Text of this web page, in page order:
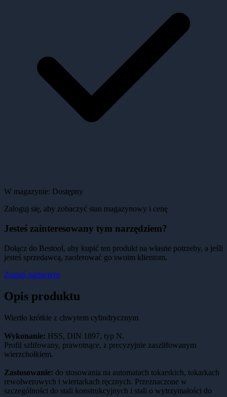
W magazynie: Dostępny
Zaloguj się, aby zobaczyć stan magazynowy i cenę
Jesteś zainteresowany tym narzędziem?
Dołącz do Bestool, aby kupić ten produkt na własne potrzeby, a jeśli
jesteś sprzedawcą, zaoferować go swoim klientom.
Zostań partnerem
Opis produktu
Wiertło krótkie z chwytem cylindrycznym
Wykonanie: HSS, DIN 1897, typ N.
Profil szlifowany, prawotnące, z precyzyjnie zaszlifowanym
wierzchołkiem.
Zastosowanie: do stosowania na automatach tokarskich, tokarkach
rewolwerowych i wiertarkach ręcznych. Przeznaczone w
szczególności do stali konstrukcyjnych i stali o wytrzymałości do